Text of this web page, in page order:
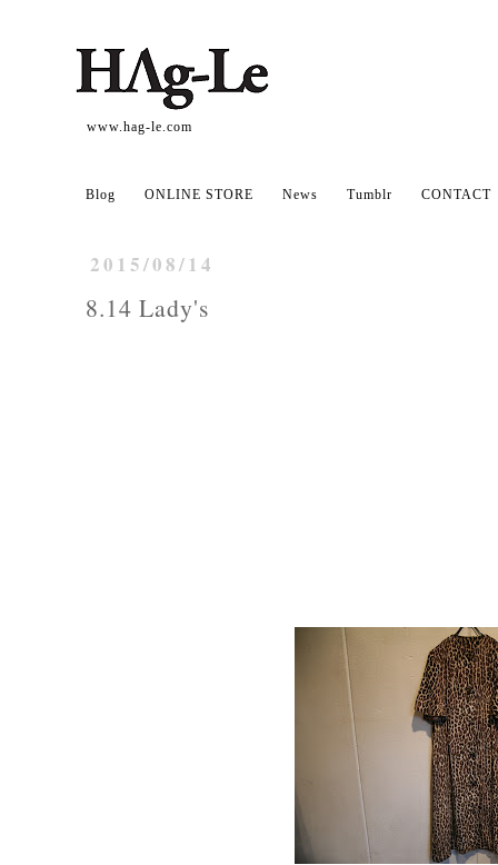
www.hag-le.com
Blog ONLINE STORE News Tumblr CONTACT
2015/08/14
8.14 Lady's